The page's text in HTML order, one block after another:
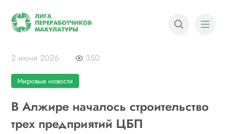
2 июня 2026 350
Мировые новости
В Алжире началось строительство
трех предприятий ЦБП